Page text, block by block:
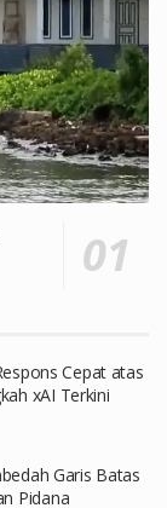
Cepat atas
xAI Terkini
Garis Batas
Pidana